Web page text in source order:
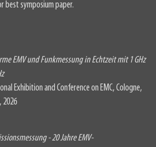
best symposium paper.
EMV und Funkmessung in Echtzeit mit 1 GHz
Exhibition and Conference on EMC, Cologne,
2026
- 20 Jahre EMV-